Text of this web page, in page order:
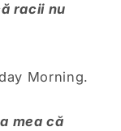
racii nu
Morning.
mea că